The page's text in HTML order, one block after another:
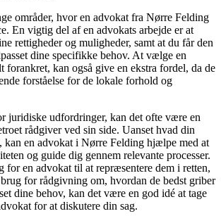
områder, hvor en advokat fra Nørre Felding
En vigtig del af en advokats arbejde er at
rettigheder og muligheder, samt at du får den
dine specifikke behov. At vælge en
forankret, kan også give en ekstra fordel, da de
forståelse for de lokale forhold og
juridiske udfordringer, kan det ofte være en
rådgiver ved sin side. Uanset hvad din
kan en advokat i Nørre Felding hjælpe med at
og guide dig gennem relevante processer.
for en advokat til at repræsentere dem i retten,
for rådgivning om, hvordan de bedst griber
dine behov, kan det være en god idé at tage
for at diskutere din sag.